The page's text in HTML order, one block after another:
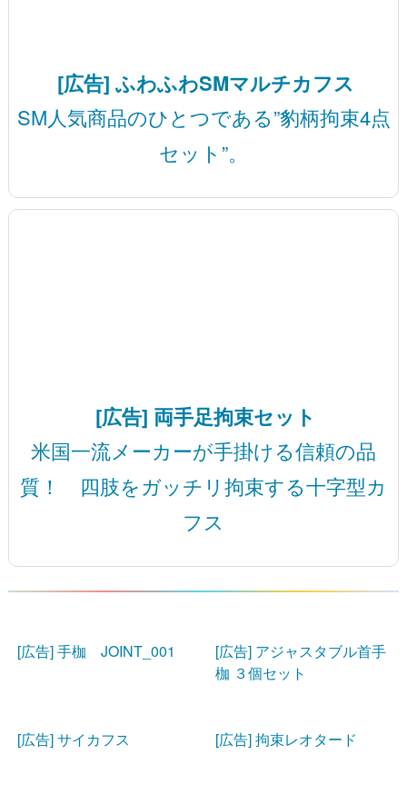
[広告] ふわふわSMマルチカフス
SM人気商品のひとつである”豹柄拘束4点
セット”。
[広告] 両手足拘束セット
米国一流メーカーが手掛ける信頼の品
質！ 四肢をガッチリ拘束する十字型カ
フス
[広告] 手枷 JOINT_001
[広告] アジャスタブル首手
枷 ３個セット
[広告] サイカフス [広告] 拘束レオタード